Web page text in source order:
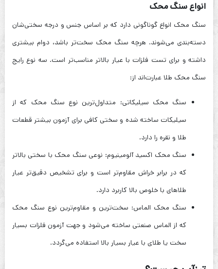
انواع سنگ محک
سنگ محک انواع گوناگونی دارد که بر اساس جنس و درجه سختی‌شان
دسته‌بندی می‌شوند. هرچه سنگ محک سخت‌تر باشد، دوام بیشتری
داشته و برای تست فلزات با عیار بالاتر مناسب‌تر است. سه نوع رایج
سنگ محک طلا عبارت‌اند از:
سنگ محک سیلیکاتی: متداول‌ترین نوع سنگ محک که از
سیلیکات ساخته شده و سختی کافی برای آزمون بیشتر قطعات
طلا و نقره را دارد.
سنگ محک اکسید آلومینیوم: نوعی سنگ محک با سختی بالاتر
که در برابر خراش مقاوم‌تر است و برای تشخیص دقیق‌تر عیار
طلاهای با خلوص بالا کاربرد دارد.
سنگ محک الماس: سخت‌ترین و مقاوم‌ترین نوع سنگ محک
که از الماس صنعتی ساخته می‌شود و جهت آزمون فلزات بسیار
سخت یا طلای با عیار بسیار بالا استفاده می‌گردد.